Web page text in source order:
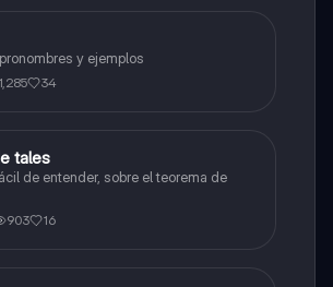
y ejemplos
34
tales
de entender, sobre el teorema de
903 16